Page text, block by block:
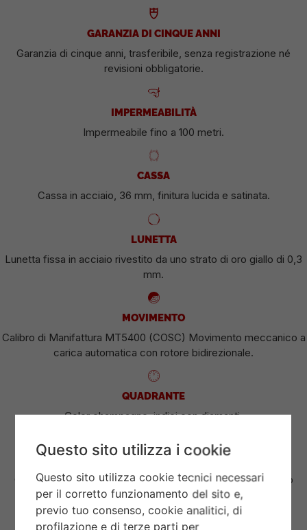
GARANZIA DI CINQUE ANNI
Garanzia di cinque anni, trasferibile, senza registrazione né
revisioni obbligatorie.
IMPERMEABILITÀ
Impermeabile fino a 100 metri.
CASSA
Cassa in acciaio, 36 mm, finitura lucida e satinata.
LUNETTA
Lunetta fissa in acciaio rivestito da uno strato di oro giallo di 0,3
mm.
MOVIMENTO
Calibro di Manifattura MT5400 (COSC) Movimento meccanico a
carica automatica con rotore bidirezionale.
QUADRANTE
Color champagne, indici con diamanti.
CORONA DI CARICA
Corona di carica a vite con la rosa TUDOR in rilievo. Acciaio
rivestito da uno strato di oro giallo di 0,1 mm.
Questo sito utilizza i cookie
Questo sito utilizza cookie tecnici necessari
per il corretto funzionamento del sito e,
previo tuo consenso, cookie analitici, di
profilazione e di terze parti per